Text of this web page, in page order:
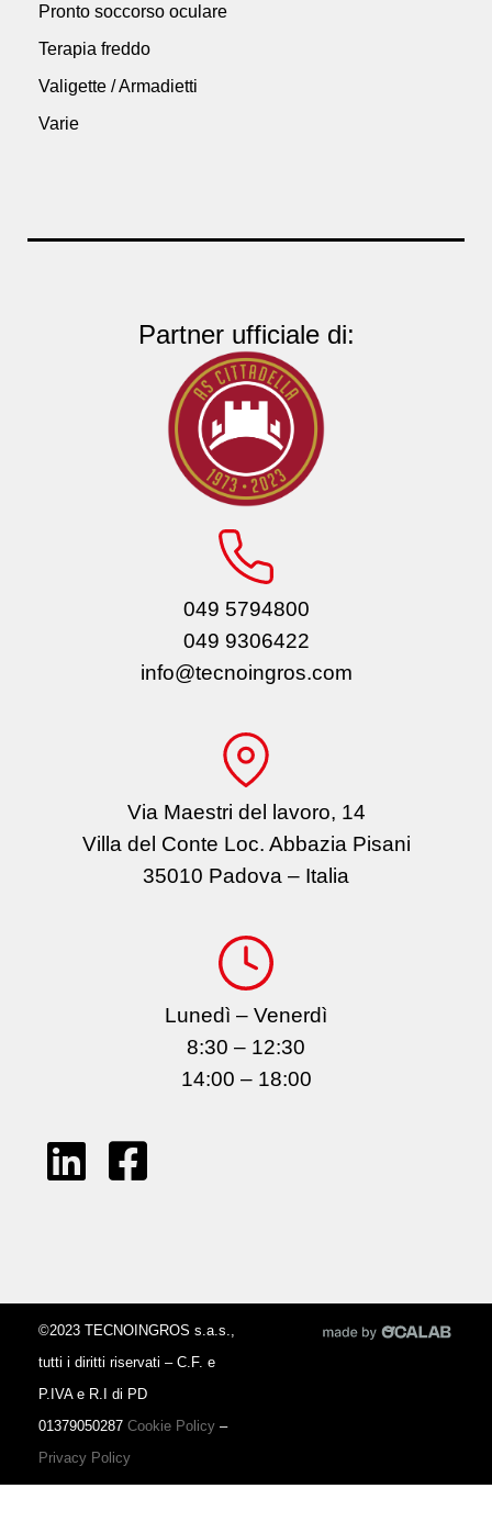
Pronto soccorso oculare
Terapia freddo
Valigette / Armadietti
Varie
Partner ufficiale di:
049 5794800
049 9306422
info@tecnoingros.com
Via Maestri del lavoro, 14
Villa del Conte Loc. Abbazia Pisani
35010 Padova – Italia
Lunedì – Venerdì
8:30 – 12:30
14:00 – 18:00
©2023 TECNOINGROS s.a.s.,
tutti i diritti riservati – C.F. e
P.IVA e R.I di PD
01379050287 Cookie Policy –
Privacy Policy